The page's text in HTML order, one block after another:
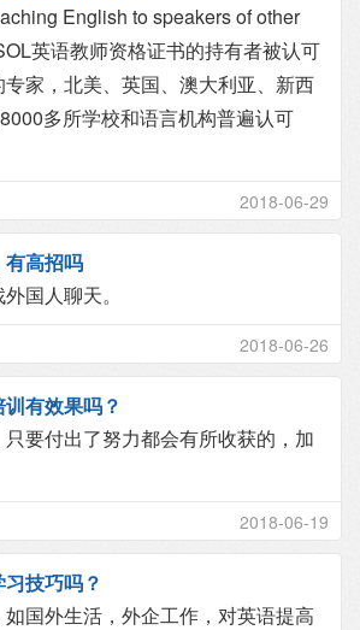
English to speakers of other
英语教师资格证书的持有者被认可
家，北美、英国、澳大利亚、新西
多所学校和语言机构普遍认可
2018-06-29
高招吗
国人聊天。
2018-06-26
有效果吗？
要付出了努力都会有所收获的，加
2018-06-19
技巧吗？
国外生活，外企工作，对英语提高